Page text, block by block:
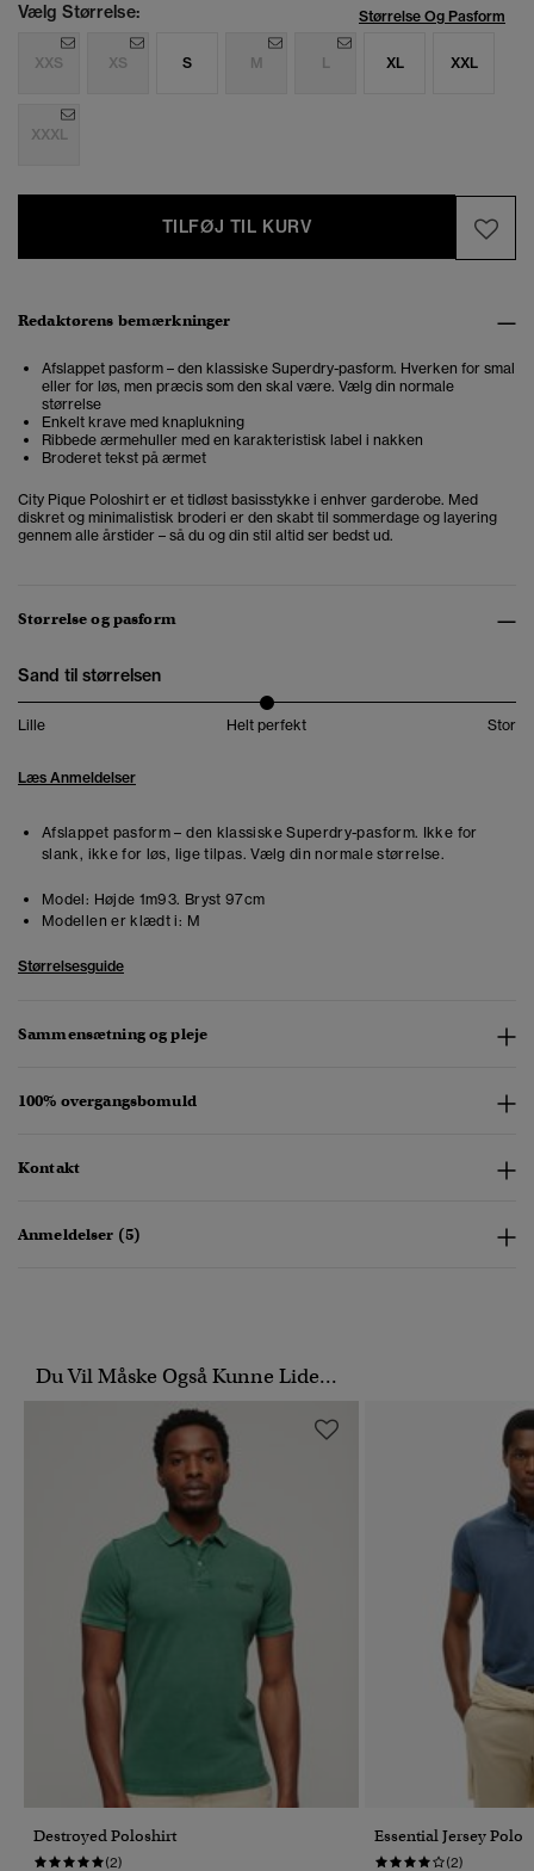
Vælg Størrelse: Størrelse Og Pasform
XXS XS S M L XL XXL
XXXL
TILFØJ TIL KURV
Redaktørens bemærkninger
Afslappet pasform – den klassiske Superdry-pasform. Hverken for smal
eller for løs, men præcis som den skal være. Vælg din normale
størrelse
Enkelt krave med knaplukning
Ribbede ærmehuller med en karakteristisk label i nakken
Broderet tekst på ærmet
City Pique Poloshirt er et tidløst basisstykke i enhver garderobe. Med
diskret og minimalistisk broderi er den skabt til sommerdage og layering
gennem alle årstider – så du og din stil altid ser bedst ud.
Størrelse og pasform
Sand til størrelsen
Lille Helt perfekt Stor
Læs Anmeldelser
Afslappet pasform – den klassiske Superdry-pasform. Ikke for
slank, ikke for løs, lige tilpas. Vælg din normale størrelse.
Model: Højde 1m93. Bryst 97cm
Modellen er klædt i: M
Størrelsesguide
Sammensætning og pleje
100% overgangsbomuld
Kontakt
Anmeldelser (5)
Du Vil Måske Også Kunne Lide...
Destroyed Poloshirt
(2)
Essential Jersey Polo
(2)